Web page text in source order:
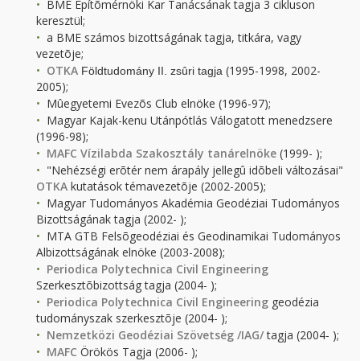
BME Építõmérnöki Kar Tanácsának tagja 3 cikluson
keresztül;
a BME számos bizottságának tagja, titkára, vagy
vezetõje;
OTKA Földtudomány II. zsûri tagja (1995-1998, 2002-
2005);
Mûegyetemi Evezõs Club elnöke (1996-97);
Magyar Kajak-kenu Utánpótlás Válogatott menedzsere
(1996-98);
MAFC Vízilabda Szakosztály tanárelnöke (1999- );
"Nehézségi erõtér nem árapály jellegû idõbeli változásai"
OTKA kutatások témavezetõje (2002-2005);
Magyar Tudományos Akadémia Geodéziai Tudományos
Bizottságának tagja (2002- );
MTA GTB Felsõgeodéziai és Geodinamikai Tudományos
Albizottságának elnöke (2003-2008);
Periodica Polytechnica Civil Engineering
Szerkesztõbizottság tagja (2004- );
Periodica Polytechnica Civil Engineering geodézia
tudományszak szerkesztõje (2004- );
Nemzetközi Geodéziai Szövetség /IAG/tagja (2004- );
MAFC Örökös Tagja (2006- );